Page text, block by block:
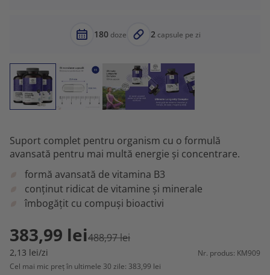
180doze 2capsule pe zi
Suport complet pentru organism cu o formulă
avansată pentru mai multă energie și concentrare.
formă avansată de vitamina B3
conținut ridicat de vitamine și minerale
îmbogățit cu compuși bioactivi
383,99 lei488,97 lei
2,13 lei/zi
Nr. produs: KM909
Cel mai mic preț în ultimele 30 zile: 383,99 lei